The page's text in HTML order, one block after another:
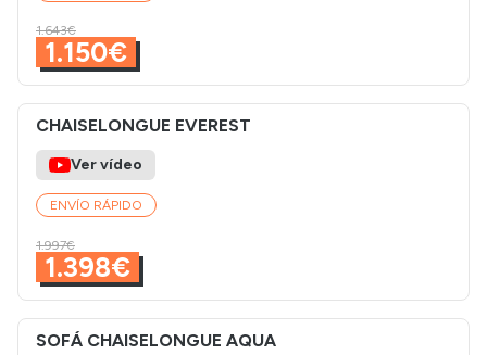
1.643€
1.150€
CHAISELONGUE EVEREST
Ver vídeo
ENVÍO RÁPIDO
1.997€
1.398€
SOFÁ CHAISELONGUE AQUA